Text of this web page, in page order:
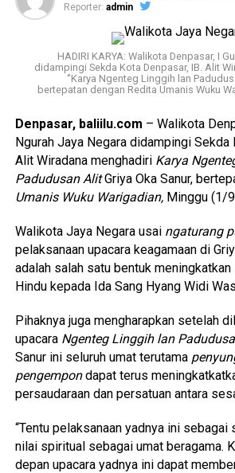
Reporter: admin
HADIRI KARYA: Walikota Denpasar, I
didampingi Sekda Kota Denpasar, IB. Alit
‘’Karya Ngenteg Linggih lan
bertepatan dengan Redita Umanis Wuku
Denpasar, baliilu.com – Walikota
Ngurah Jaya Negara didampingi Sekda
Alit Wiradana menghadiri Karya
Padudusan AlitGriya Oka Sanur,
Umanis Wuku Warigadian,Minggu (1/
Walikota Jaya Negara usai ngaturang
pelaksanaan upacara keagamaan di
adalah salah satu bentuk meningkatkan
Hindu kepada Ida Sang Hyang Widi
Pihaknya juga mengharapkan setelah
upacara Ngenteg Linggih lan
Sanur ini seluruh umat terutama
pengempondapat terus
persaudaraan dan persatuan antara
“Tentu pelaksanaan yadnya ini sebagai
nilai spiritual sebagai umat beragama.
depan upacara yadnya ini dapat